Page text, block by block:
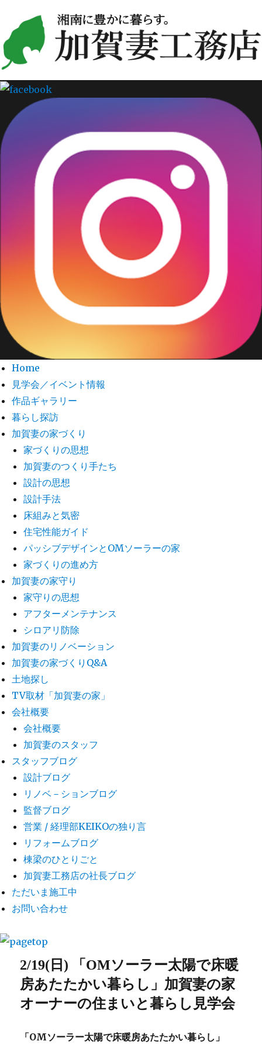
Home
見学会／イベント情報
作品ギャラリー
暮らし探訪
加賀妻の家づくり
家づくりの思想
加賀妻のつくり手たち
設計の思想
設計手法
床組みと気密
住宅性能ガイド
パッシブデザインとOMソーラーの家
家づくりの進め方
加賀妻の家守り
家守りの思想
アフターメンテナンス
シロアリ防除
加賀妻のリノベーション
加賀妻の家づくりQ&A
土地探し
TV取材「加賀妻の家」
会社概要
会社概要
加賀妻のスタッフ
スタッフブログ
設計ブログ
リノベ－ションブログ
監督ブログ
営業 / 経理部KEIKOの独り言
リフォームブログ
棟梁のひとりごと
加賀妻工務店の社長ブログ
ただいま施工中
お問い合わせ
2/19(日) 「OMソーラー太陽で床暖
房あたたかい暮らし」加賀妻の家
オーナーの住まいと暮らし見学会
「OMソーラー太陽で床暖房あたたかい暮らし」